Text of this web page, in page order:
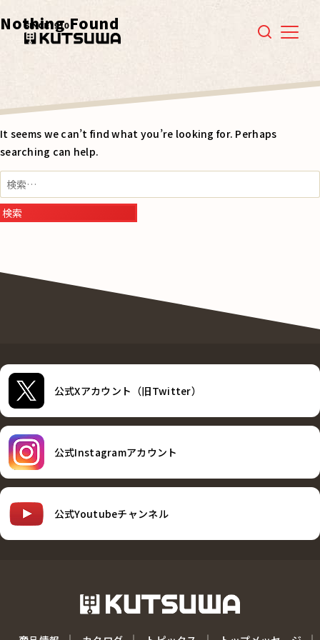
Menu
Nothing Found
It seems we can’t find what you’re looking for. Perhaps
searching can help.
検
索:
公式Xアカウント（旧Twitter）
公式Instagramアカウント
公式Youtubeチャンネル